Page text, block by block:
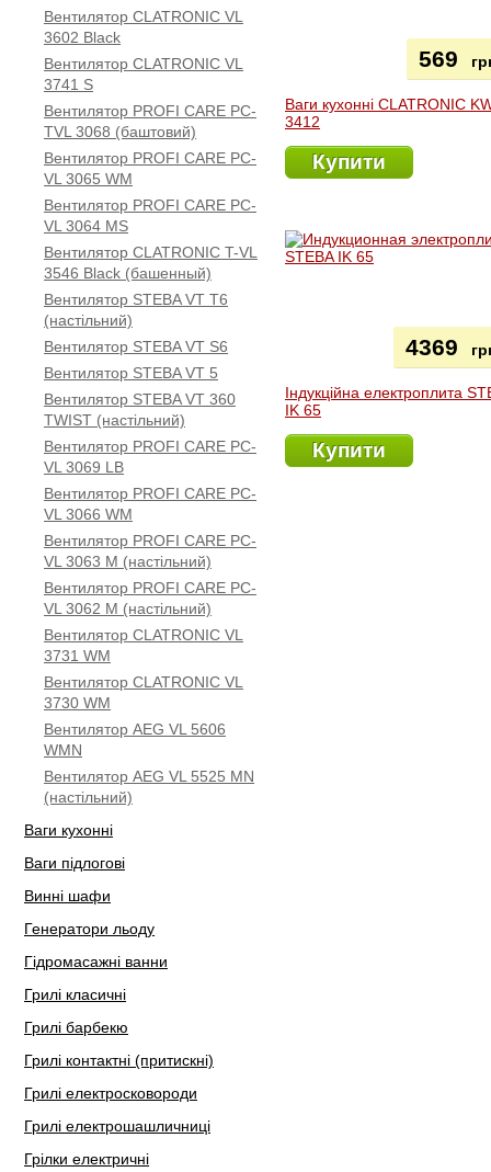
Вентилятор CLATRONIC VL
3602 Black
Вентилятор CLATRONIC VL
3741 S
Вентилятор PROFI CARE PC-
TVL 3068 (баштовий)
Вентилятор PROFI CARE PC-
VL 3065 WM
Вентилятор PROFI CARE PC-
VL 3064 MS
Вентилятор CLATRONIC T-VL
3546 Black (башенный)
Вентилятор STEBA VT T6
(настільний)
Вентилятор STEBA VT S6
Вентилятор STEBA VT 5
Вентилятор STEBA VT 360
TWIST (настільний)
Вентилятор PROFI CARE PC-
VL 3069 LB
Вентилятор PROFI CARE PC-
VL 3066 WM
Вентилятор PROFI CARE PC-
VL 3063 M (настільний)
Вентилятор PROFI CARE PC-
VL 3062 M (настільний)
Вентилятор CLATRONIC VL
3731 WM
Вентилятор CLATRONIC VL
3730 WM
Вентилятор AEG VL 5606
WMN
Вентилятор AEG VL 5525 MN
(настільний)
Ваги кухонні
Ваги підлогові
Винні шафи
Генератори льоду
Гідромасажні ванни
Грилі класичні
Грилі барбекю
Грилі контактні (притискні)
Грилі електросковороди
Грилі електрошашличниці
Грілки електричні
Ваги кухонні CLATRONIC
3412
569
Купити
Індукційна електроплита
IK 65
4369
Купити